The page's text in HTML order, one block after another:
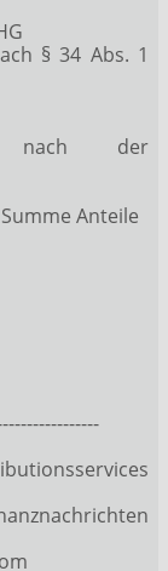
§ 34 Abs. 1
nach der
Anteile